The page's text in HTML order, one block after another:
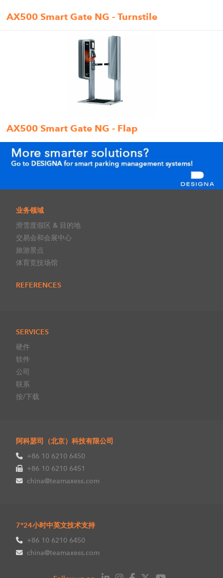
AX500 Smart Gate NG - Turnstile
AX500 Smart Gate NG - Flap
业务领域
滑雪度假区 & 目的地
交易会和会展中心
旅游景点
体育竞技场馆
REFERENCES
SERVICES
硬件
软件
公司
联系
按/下载
阿科瑟司（北京）科技有限公司
+86 10 6210 6450
+86 10 6210 6451
china@teamaxess.com
7*24小时中英文技术支持
+86 10 6210 6450
china@teamaxess.com